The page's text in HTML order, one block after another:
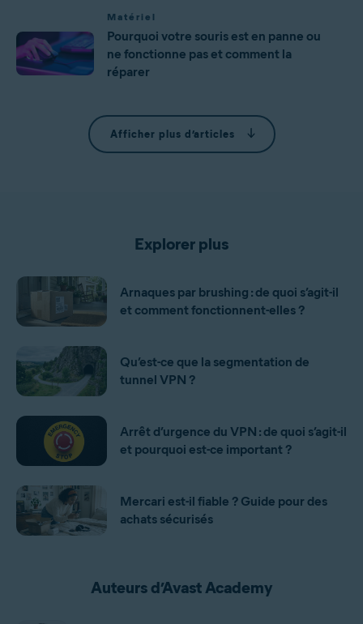
Matériel
Pourquoi votre souris est en panne ou
ne fonctionne pas et comment la
réparer
Afficher plus d’articles
Explorer plus
Arnaques par brushing : de quoi s’agit-il
et comment fonctionnent-elles ?
Qu’est-ce que la segmentation de
tunnel VPN ?
Arrêt d’urgence du VPN : de quoi s’agit-il
et pourquoi est-ce important ?
Mercari est-il fiable ? Guide pour des
achats sécurisés
Auteurs d’Avast Academy